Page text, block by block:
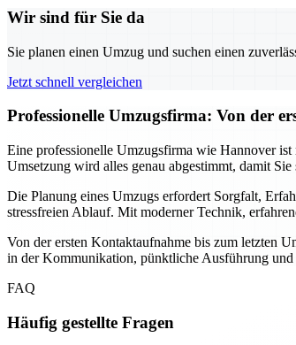
Wir sind für Sie da
Sie planen einen Umzug und suchen einen
Jetzt schnell vergleichen
Professionelle Umzugsfirma: Von der
Eine professionelle Umzugsfirma wie Hannover ist
Umsetzung wird alles genau abgestimmt, damit
Die Planung eines Umzugs erfordert Sorgfalt,
stressfreien Ablauf. Mit moderner Technik,
Von der ersten Kontaktaufnahme bis zum letzten
in der Kommunikation, pünktliche Ausführung und
FAQ
Häufig gestellte Fragen